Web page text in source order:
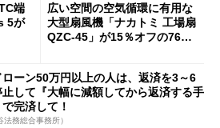
端
5が
広い空間の空気循環に有用な
大型扇風機「ナカトミ 工場扇
QZC-45」が15％オフの7657
ローン50万円以上の人は、返済を3～6
止して『大幅に減額してから返済する手
完済して！
法務総合事務所）